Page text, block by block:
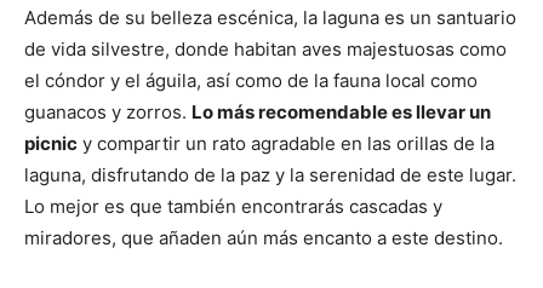
Además de su belleza escénica, la laguna es un santuario
de vida silvestre, donde habitan aves majestuosas como
el cóndor y el águila, así como de la fauna local como
guanacos y zorros. Lo más recomendable es llevar un
picnic y compartir un rato agradable en las orillas de la
laguna, disfrutando de la paz y la serenidad de este lugar.
Lo mejor es que también encontrarás cascadas y
miradores, que añaden aún más encanto a este destino.